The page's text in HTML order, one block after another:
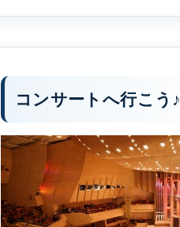
コンサートへ行こう♪